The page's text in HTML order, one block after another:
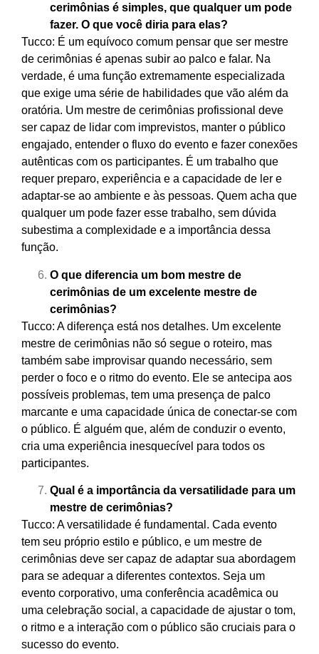
cerimônias é simples, que qualquer um pode
fazer. O que você diria para elas?
Tucco: É um equívoco comum pensar que ser mestre
de cerimônias é apenas subir ao palco e falar. Na
verdade, é uma função extremamente especializada
que exige uma série de habilidades que vão além da
oratória. Um mestre de cerimônias profissional deve
ser capaz de lidar com imprevistos, manter o público
engajado, entender o fluxo do evento e fazer conexões
autênticas com os participantes. É um trabalho que
requer preparo, experiência e a capacidade de ler e
adaptar-se ao ambiente e às pessoas. Quem acha que
qualquer um pode fazer esse trabalho, sem dúvida
subestima a complexidade e a importância dessa
função.
O que diferencia um bom mestre de
cerimônias de um excelente mestre de
cerimônias?
Tucco: A diferença está nos detalhes. Um excelente
mestre de cerimônias não só segue o roteiro, mas
também sabe improvisar quando necessário, sem
perder o foco e o ritmo do evento. Ele se antecipa aos
possíveis problemas, tem uma presença de palco
marcante e uma capacidade única de conectar-se com
o público. É alguém que, além de conduzir o evento,
cria uma experiência inesquecível para todos os
participantes.
Qual é a importância da versatilidade para um
mestre de cerimônias?
Tucco: A versatilidade é fundamental. Cada evento
tem seu próprio estilo e público, e um mestre de
cerimônias deve ser capaz de adaptar sua abordagem
para se adequar a diferentes contextos. Seja um
evento corporativo, uma conferência acadêmica ou
uma celebração social, a capacidade de ajustar o tom,
o ritmo e a interação com o público são cruciais para o
sucesso do evento.